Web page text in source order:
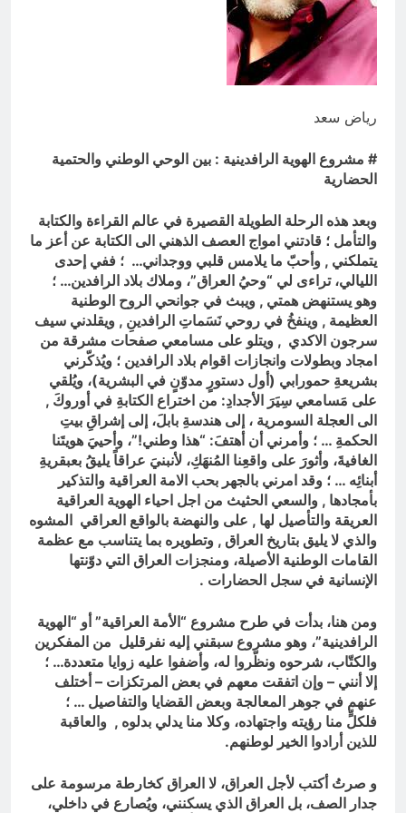
بالعراق (جر الشيعة..لحرب مع سوريا
الجولاني) و(قصف السعودية) و(استهداف
الامريكان..والتهديد باجتياح الكويت)
ماذا لو..تحليل حالة البنية الأسلامية
بأستبعاد العترة النبوية الطاهرة من
رياض سعد
# مشروع الهوية الرافدينية : بين الوحي الوطني والحتمية
الحضارية
وبعد هذه الرحلة الطويلة القصيرة في عالم القراءة والكتابة
والتأمل ؛ قادتني امواج العصف الذهني الى الكتابة عن أعز ما
يتملكني , وأحبّ ما يلامس قلبي ووجداني… ؛ ففي إحدى
الليالي، تراءى لي “وحيُ العراق”، وملاك بلاد الرافدين… ؛
وهو يستنهض همتي , ويبث في جوانحي الروح الوطنية
العظيمة , وينفخُ في روحي نَسَماتِ الرافدينِ , ويقلدني سيف
سرجون الاكدي , ويتلو على مسامعي صفحات مشرقة من
امجاد وبطولات وانجازات اقوام بلاد الرافدين ؛ ويُذكّرني
بشريعةِ حمورابي (أول دستورٍ مدوّنٍ في البشرية)، ويُلقي
على مَسامعي سِيَرَ الأجدادِ: من اختراع الكتابةِ في أوروكَ ,
الى العجلة السومرية ، إلى هندسةِ بابلَ، إلى إشراقِ بيتِ
الحكمةِ … ؛ وأمرني أن أهتفَ: “هذا وطني!”، وأحييَ هويتَنا
الغافيةَ، وأثورَ على واقعِنا المُنهَكِ، لأنبنيَ عراقاً يليقُ بعبقريةِ
أبنائِه … ؛ وقد امرني بالجهر بحب الامة العراقية والتذكير
بأمجادها , والسعي الحثيث من اجل احياء الهوية العراقية
العريقة والتأصيل لها , على والنهضة بالواقع العراقي المشوه
والذي لا يليق بتاريخ العراق , وتطويره بما يتناسب مع عظمة
القامات الوطنية الأصيلة، ومنجزات العراق التي دوّنتها
الإنسانية في سجل الحضارات .
ومن هنا، بدأت في طرح مشروع “الأمة العراقية” أو “الهوية
الرافدينية”، وهو مشروع سبقني إليه نفرقليل من المفكرين
والكتّاب، شرحوه ونظّروا له، وأضفوا عليه زوايا متعددة… ؛
إلا أنني – وإن اتفقت معهم في بعض المرتكزات – أختلف
عنهم في جوهر المعالجة وبعض القضايا والتفاصيل … ؛
فلكلٍّ منا رؤيته واجتهاده، وكلا منا يدلي بدلوه , والعاقبة
للذين أرادوا الخير لوطنهم.
و صرتُ أكتب لأجل العراق، لا العراق كخارطة مرسومة على
جدار الصف، بل العراق الذي يسكنني، ويُصارع في داخلي،